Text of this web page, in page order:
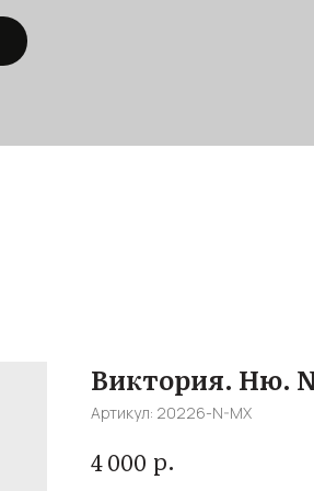
Виктория. Ню.
Артикул: 20226-N-MX
4 000 р.